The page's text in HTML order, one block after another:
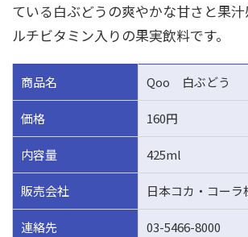
ている白ぶどうの爽やかな甘さと果
ルチビタミン入りの果実飲料です。
商品名 Qoo 白ぶどう
価格 160円
内容量 425ml
販売会社 日本コカ・コーラ
連絡先 03-5466-8000